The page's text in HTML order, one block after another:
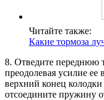
Читайте также:
Какие тормоза
8. Отведите переднюю
преодолевая усилие
верхний конец
отсоедините пружину